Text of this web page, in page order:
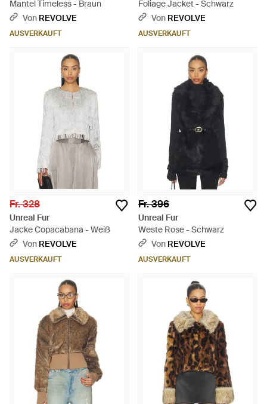
Mantel Timeless - Braun
Von REVOLVE
AUSVERKAUFT
Foliage Jacket - Schwarz
Von REVOLVE
AUSVERKAUFT
Fr. 328
Unreal Fur
Jacke Copacabana - Weiß
Von REVOLVE
AUSVERKAUFT
Fr. 396
Unreal Fur
Weste Rose - Schwarz
Von REVOLVE
AUSVERKAUFT